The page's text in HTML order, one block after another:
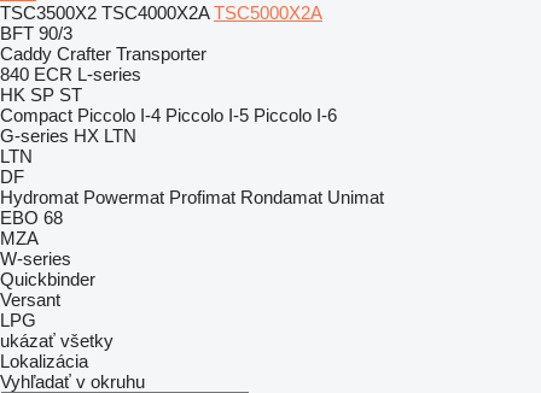
TSC3500X2 TSC4000X2A TSC5000X2A
BFT 90/3
Caddy Crafter Transporter
840 ECR L-series
HK SP ST
Compact Piccolo I-4 Piccolo I-5 Piccolo I-6
G-series HX LTN
LTN
DF
Hydromat Powermat Profimat Rondamat Unimat
EBO 68
MZA
W-series
Quickbinder
Versant
LPG
ukázať všetky
Lokalizácia
Vyhľadať v okruhu